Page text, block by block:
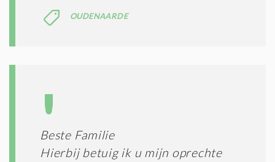
OUDENAARDE
Beste Familie
Hierbij betuig ik u mijn oprechte